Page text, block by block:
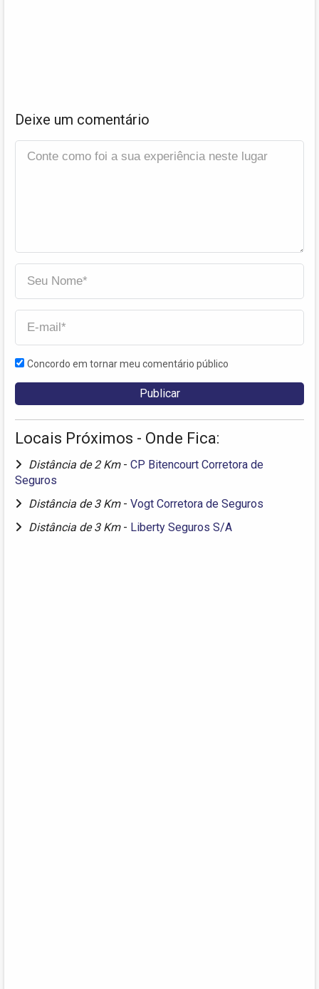
Deixe um comentário
Concordo em tornar meu comentário público
Locais Próximos - Onde Fica:
Distância de 2 Km - CP Bitencourt Corretora de
Seguros
Distância de 3 Km - Vogt Corretora de Seguros
Distância de 3 Km - Liberty Seguros S/A